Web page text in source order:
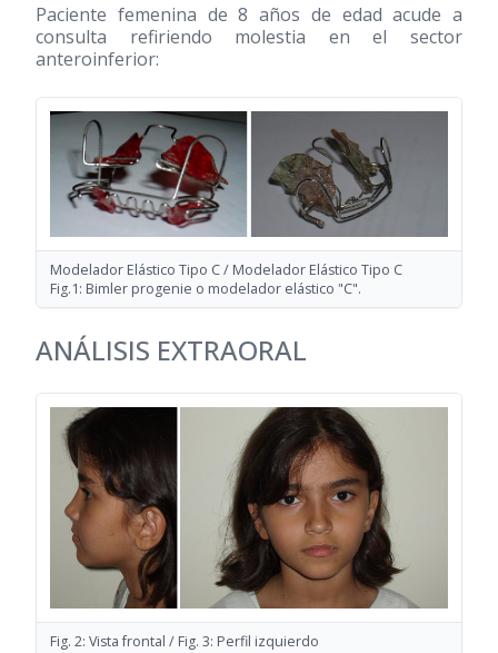
Paciente femenina de 8 años de edad acude a
consulta refiriendo molestia en el sector
anteroinferior:
Modelador Elástico Tipo C / Modelador Elástico Tipo C
Fig.1: Bimler progenie o modelador elástico "C".
ANÁLISIS EXTRAORAL
Fig. 2: Vista frontal / Fig. 3: Perfil izquierdo